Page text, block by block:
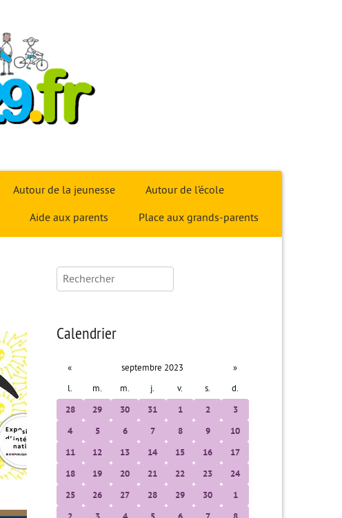
Autour de la jeunesse Autour de l’école
Aide aux parents Place aux grands-parents
Rechercher :
Calendrier
« septembre 2023 »
l. m. m. j. v. s. d.
28 29 30 31 1 2 3
4 5 6 7 8 9 10
11 12 13 14 15 16 17
18 19 20 21 22 23 24
25 26 27 28 29 30 1